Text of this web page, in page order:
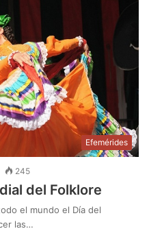
Efemérides
245
del Folklore
el mundo el Día del
las…